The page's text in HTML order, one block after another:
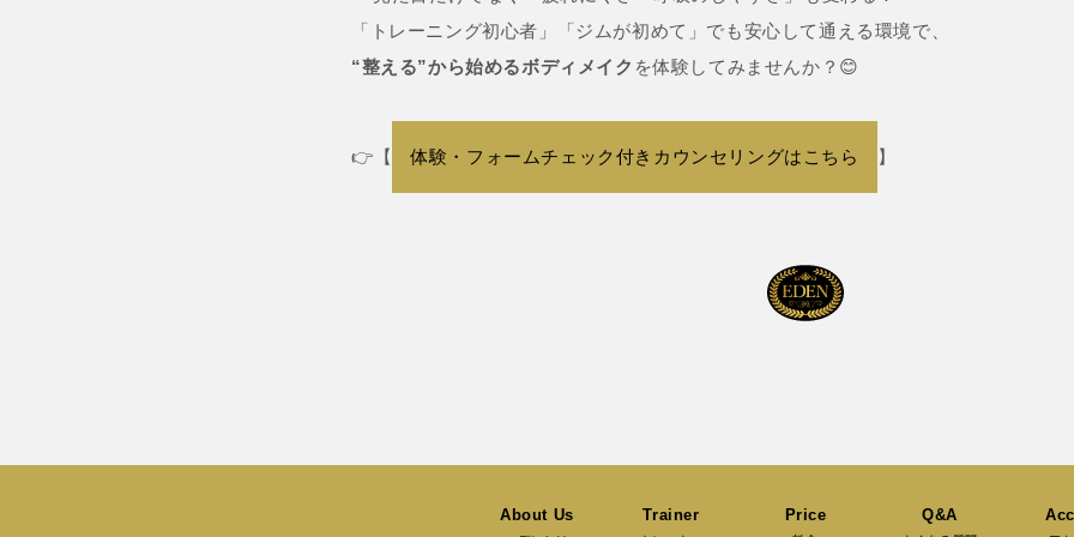
「トレーニング初心者」「ジムが初めて」でも安心して通える環境で、
“整える”から始めるボディメイク を体験してみませんか？😊
👉【 体験・フォームチェック付きカウンセリングはこちら 】
About Us Trainer Price Q&A